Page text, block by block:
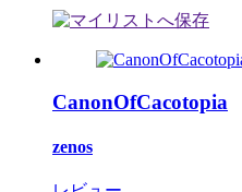
CanonOfCacotopia
zenos